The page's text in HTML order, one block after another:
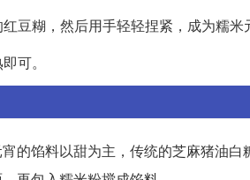
豆糊，然后用手轻轻捏紧，成为糯米
可。
的馅料以甜为主，传统的芝麻猪油